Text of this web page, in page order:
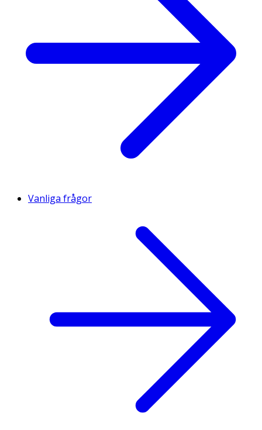
Vanliga frågor